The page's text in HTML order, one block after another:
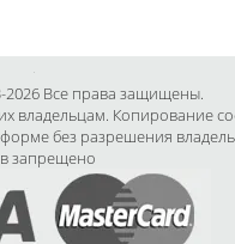
2026 Все права защищены.
владельцам. Копирование
без разрешения
запрещено